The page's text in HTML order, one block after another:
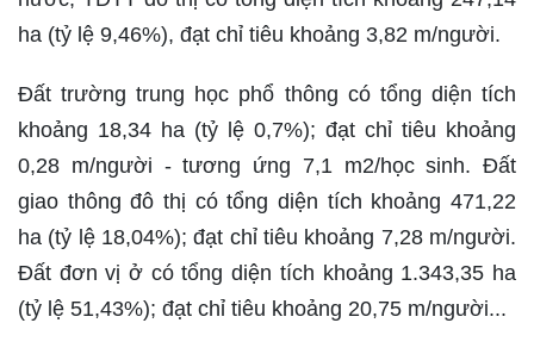
ha (tỷ lệ 9,46%), đạt chỉ tiêu khoảng 3,82 m/người.
Đất trường trung học phổ thông có tổng diện tích
khoảng 18,34 ha (tỷ lệ 0,7%); đạt chỉ tiêu khoảng
0,28 m/người - tương ứng 7,1 m2/học sinh. Đất
giao thông đô thị có tổng diện tích khoảng 471,22
ha (tỷ lệ 18,04%); đạt chỉ tiêu khoảng 7,28 m/người.
Đất đơn vị ở có tổng diện tích khoảng 1.343,35 ha
(tỷ lệ 51,43%); đạt chỉ tiêu khoảng 20,75 m/người...